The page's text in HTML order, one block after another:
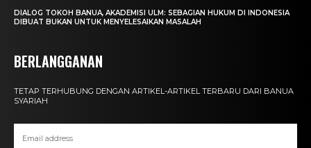
DIALOG TOKOH BANUA, AKADEMISI ULM: SEBAGIAN HUKUM DI INDONESIA
DIBUAT BUKAN UNTUK MENYELESAIKAN MASALAH
BERLANGGANAN
TETAP TERHUBUNG DENGAN ARTIKEL-ARTIKEL TERBARU DARI BANUA
SYARIAH